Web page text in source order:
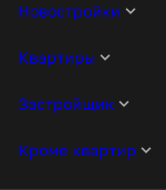
Новостройки
Квартиры
Застройщик
Кроме квартир